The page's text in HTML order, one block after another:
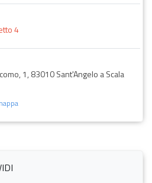
4
1, 83010 Sant'Angelo a Scala